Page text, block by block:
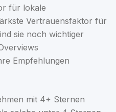
für lokale
Vertrauensfaktor für
sie noch wichtiger
Empfehlungen
mit 4+ Sternen